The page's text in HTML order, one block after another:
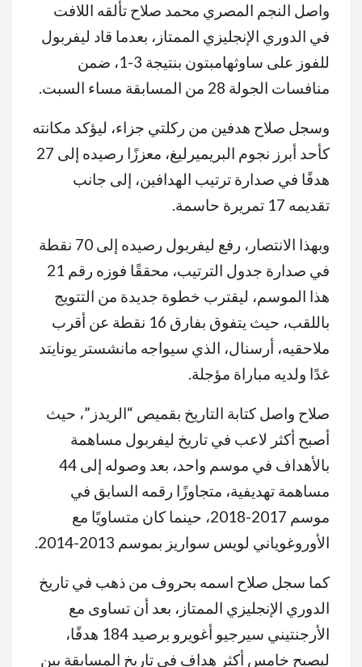
واصل النجم المصري محمد صلاح تألقه اللافت
في الدوري الإنجليزي الممتاز، بعدما قاد ليفربول
للفوز على ساوثهامبتون بنتيجة 3-1، ضمن
منافسات الجولة 28 من المسابقة مساء السبت.
وسجل صلاح هدفين من ركلتي جزاء، ليؤكد مكانته
كأحد أبرز نجوم البريميرليغ، معززًا رصيده إلى 27
هدفًا في صدارة ترتيب الهدافين، إلى جانب
تقديمه 17 تمريرة حاسمة.
وبهذا الانتصار، رفع ليفربول رصيده إلى 70 نقطة
في صدارة جدول الترتيب، محققًا فوزه رقم 21
هذا الموسم، ليقترب خطوة جديدة من التتويج
باللقب، حيث يتفوق بفارق 16 نقطة عن أقرب
ملاحقيه، أرسنال، الذي سيواجه مانشستر يونايتد
غدًا ولديه مباراة مؤجلة.
صلاح واصل كتابة التاريخ بقميص “الريدز”، حيث
أصبح أكثر لاعب في تاريخ ليفربول مساهمة
بالأهداف في موسم واحد، بعد وصوله إلى 44
مساهمة تهديفية، متجاوزًا رقمه السابق في
موسم 2017-2018، حينما كان متساويًا مع
الأوروغوياني لويس سواريز بموسم 2013-2014.
كما سجل صلاح اسمه بحروف من ذهب في تاريخ
الدوري الإنجليزي الممتاز، بعد أن تساوى مع
الأرجنتيني سيرجيو أغويرو برصيد 184 هدفًا،
ليصبح خامس أكثر هداف في تاريخ المسابقة بين